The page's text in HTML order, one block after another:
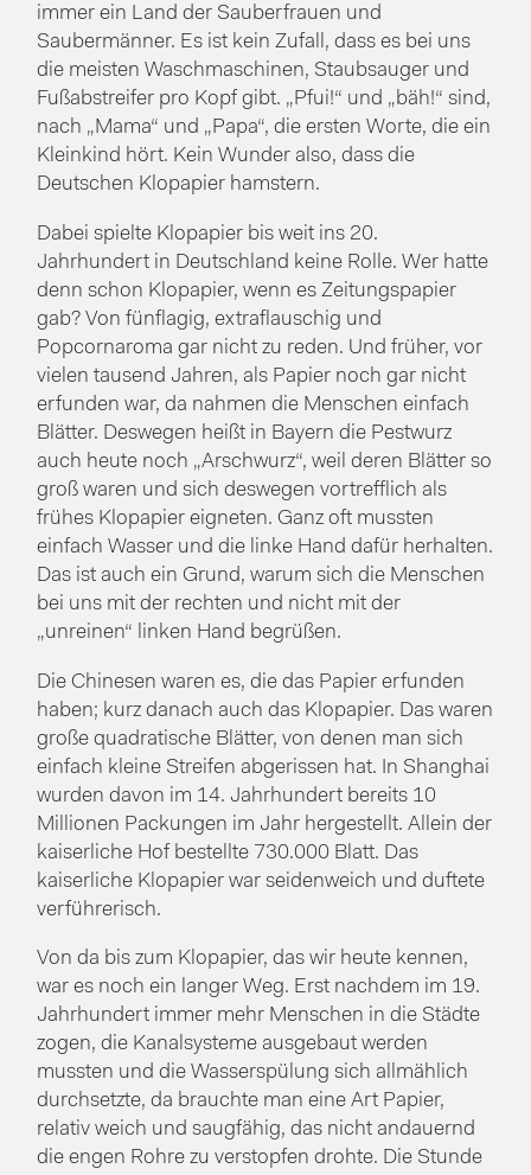
immer ein Land der Sauberfrauen und
Saubermänner. Es ist kein Zufall, dass es bei uns
die meisten Waschmaschinen, Staubsauger und
Fußabstreifer pro Kopf gibt. „Pfui!“ und „bäh!“ sind,
nach „Mama“ und „Papa“, die ersten Worte, die ein
Kleinkind hört. Kein Wunder also, dass die
Deutschen Klopapier hamstern.
Dabei spielte Klopapier bis weit ins 20.
Jahrhundert in Deutschland keine Rolle. Wer hatte
denn schon Klopapier, wenn es Zeitungspapier
gab? Von fünflagig, extraflauschig und
Popcornaroma gar nicht zu reden. Und früher, vor
vielen tausend Jahren, als Papier noch gar nicht
erfunden war, da nahmen die Menschen einfach
Blätter. Deswegen heißt in Bayern die Pestwurz
auch heute noch „Arschwurz“, weil deren Blätter so
groß waren und sich deswegen vortrefflich als
frühes Klopapier eigneten. Ganz oft mussten
einfach Wasser und die linke Hand dafür herhalten.
Das ist auch ein Grund, warum sich die Menschen
bei uns mit der rechten und nicht mit der
„unreinen“ linken Hand begrüßen.
Die Chinesen waren es, die das Papier erfunden
haben; kurz danach auch das Klopapier. Das waren
große quadratische Blätter, von denen man sich
einfach kleine Streifen abgerissen hat. In Shanghai
wurden davon im 14. Jahrhundert bereits 10
Millionen Packungen im Jahr hergestellt. Allein der
kaiserliche Hof bestellte 730.000 Blatt. Das
kaiserliche Klopapier war seidenweich und duftete
verführerisch.
Von da bis zum Klopapier, das wir heute kennen,
war es noch ein langer Weg. Erst nachdem im 19.
Jahrhundert immer mehr Menschen in die Städte
zogen, die Kanalsysteme ausgebaut werden
mussten und die Wasserspülung sich allmählich
durchsetzte, da brauchte man eine Art Papier,
relativ weich und saugfähig, das nicht andauernd
die engen Rohre zu verstopfen drohte. Die Stunde